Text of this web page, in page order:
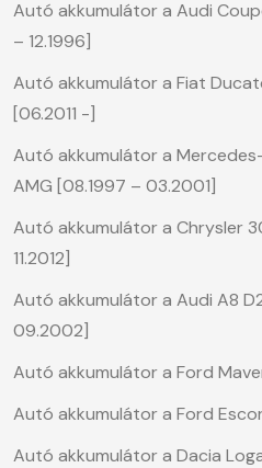
Autó akkumulátor a Audi
– 12.1996]
Autó akkumulátor a Fiat
[06.2011 -]
Autó akkumulátor a
AMG [08.1997 – 03.2001]
Autó akkumulátor a Chrysler
11.2012]
Autó akkumulátor a Audi A8
09.2002]
Autó akkumulátor a Ford
Autó akkumulátor a Ford
Autó akkumulátor a Dacia